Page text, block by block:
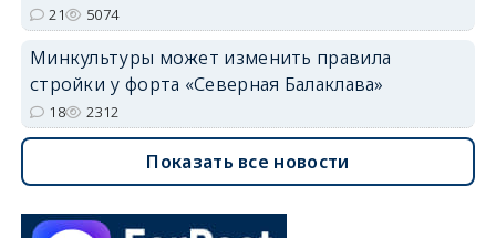
21 5074
Минкультуры может изменить правила
стройки у форта «Северная Балаклава»
18 2312
Показать все новости